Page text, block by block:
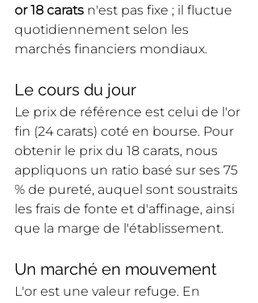
or 18 carats n'est pas fixe ; il fluctue
quotidiennement selon les
marchés financiers mondiaux.
Le cours du jour
Le prix de référence est celui de l'or
fin (24 carats) coté en bourse. Pour
obtenir le prix du 18 carats, nous
appliquons un ratio basé sur ses 75
% de pureté, auquel sont soustraits
les frais de fonte et d'affinage, ainsi
que la marge de l'établissement.
Un marché en mouvement
L'or est une valeur refuge. En